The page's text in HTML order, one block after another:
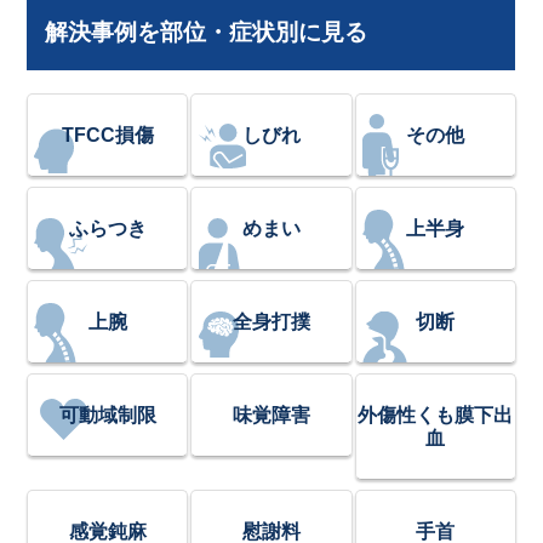
解決事例を部位・症状別に見る
TFCC損傷 しびれ その他
ふらつき めまい 上半身
上腕 全身打撲 切断
可動域制限 味覚障害
外傷性くも膜下出
血
感覚鈍麻 慰謝料 手首